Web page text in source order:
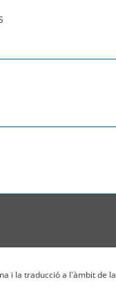
i la traducció a l'àmbit de la